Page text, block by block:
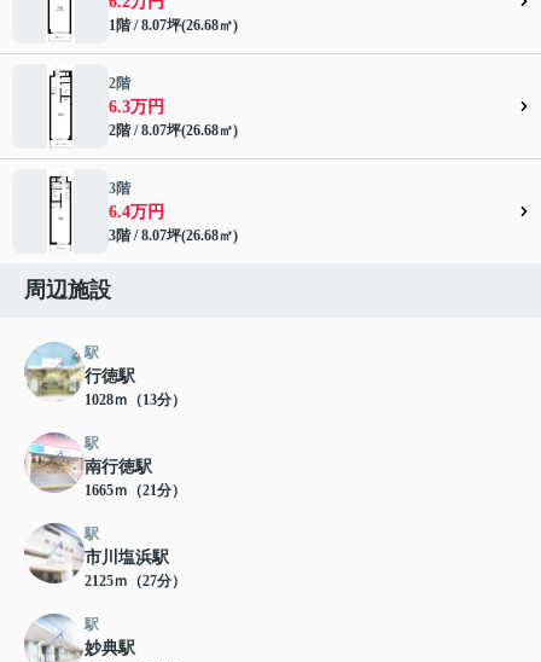
1階 / 8.07坪(26.68㎡)
2階
6.3万円
2階 / 8.07坪(26.68㎡)
3階
6.4万円
3階 / 8.07坪(26.68㎡)
周辺施設
駅
行徳駅
1028ｍ（13分）
駅
南行徳駅
1665ｍ（21分）
駅
市川塩浜駅
2125ｍ（27分）
駅
妙典駅